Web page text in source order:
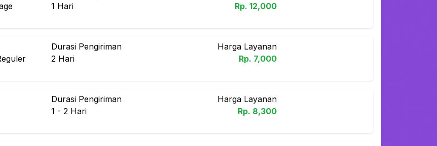
1 Hari
Rp. 12,000
Durasi Pengiriman
2 Hari
Harga Layanan
Rp. 7,000
Durasi Pengiriman
1 - 2 Hari
Harga Layanan
Rp. 8,300